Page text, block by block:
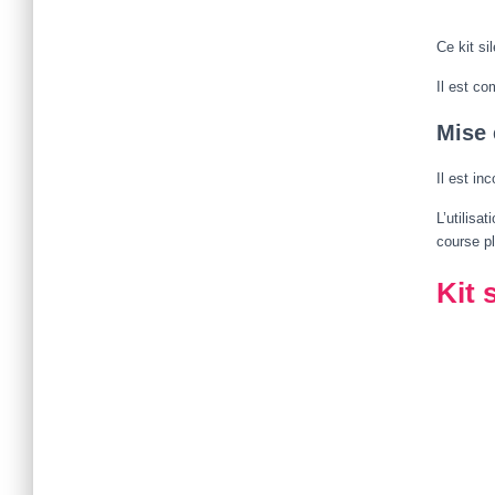
Ce kit
Il est
Mise
Il est
course
Kit